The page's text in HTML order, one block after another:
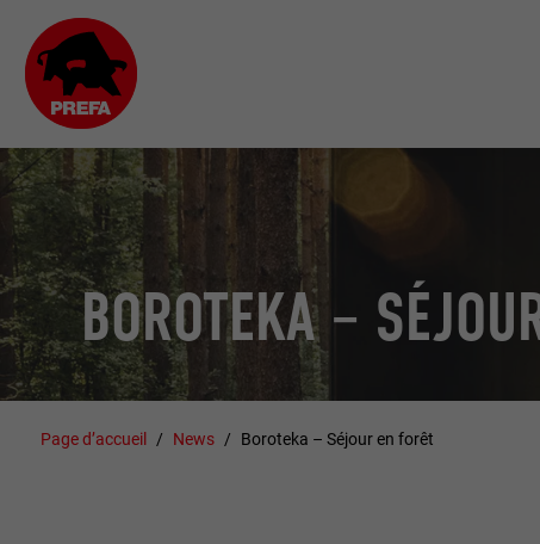
BOROTEKA –
Page d’accueil News Boroteka – Séjour en forêt